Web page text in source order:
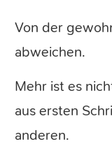
Von der
abweichen.
Mehr ist es
aus ersten
anderen.